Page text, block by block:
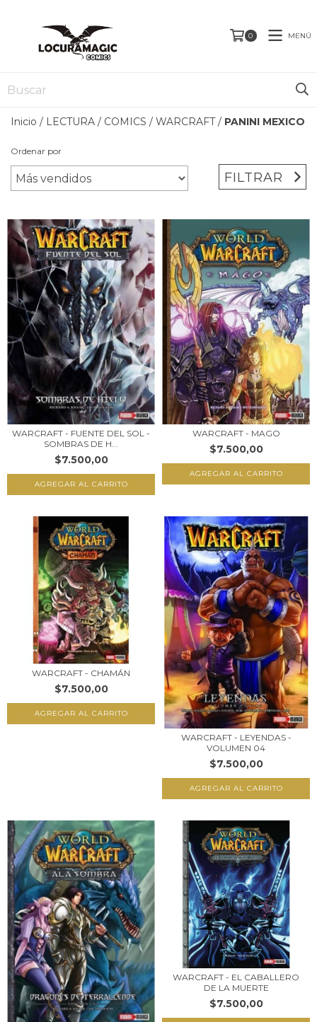
0 MENÚ
Inicio / LECTURA / COMICS / WARCRAFT / PANINI MEXICO
Ordenar por
FILTRAR
WARCRAFT - FUENTE DEL SOL -
SOMBRAS DE H...
$7.500,00
WARCRAFT - MAGO
$7.500,00
WARCRAFT - CHAMÁN
$7.500,00
WARCRAFT - LEYENDAS -
VOLUMEN 04
$7.500,00
WARCRAFT - EL CABALLERO
DE LA MUERTE
$7.500,00